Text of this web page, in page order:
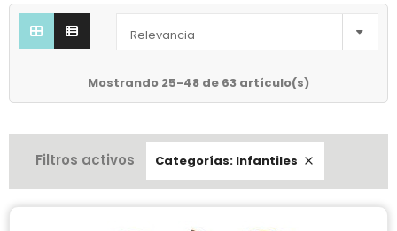
Relevancia 
Mostrando 25-48 de 63 artículo(s)
Filtros activos Categorías: Infantiles 